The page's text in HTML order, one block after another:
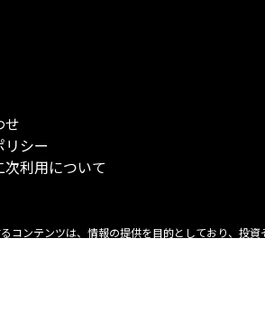
せ
リシー
利用について
コンテンツは、情報の提供を目的としており、投資